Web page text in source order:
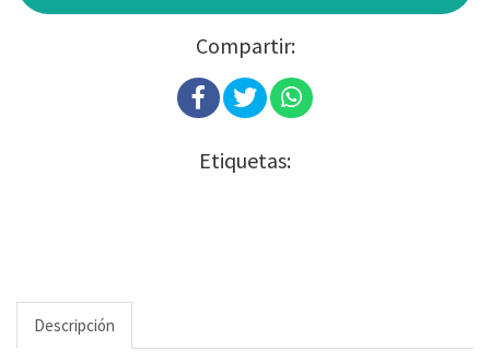
Compartir:
Etiquetas:
Descripción